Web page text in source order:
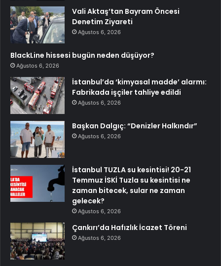
Vali Aktaş’tan Bayram Öncesi
Denetim Ziyareti
Ağustos 6, 2026
BlackLine hissesi bugün neden düşüyor?
Ağustos 6, 2026
İstanbul’da ‘kimyasal madde’ alarmı:
Fabrikada işçiler tahliye edildi
Ağustos 6, 2026
Başkan Dalgıç: “Denizler Halkındır”
Ağustos 6, 2026
İstanbul TUZLA su kesintisi! 20-21
Temmuz İSKİ Tuzla su kesintisi ne
zaman bitecek, sular ne zaman
gelecek?
Ağustos 6, 2026
Çankırı’da Hafızlık İcazet Töreni
Ağustos 6, 2026